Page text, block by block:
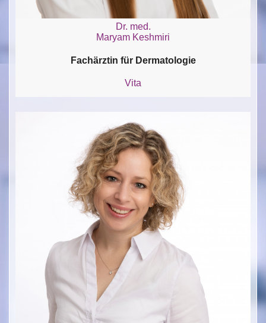
Dr. med.
Maryam Keshmiri
Fachärztin für Dermatologie
Vita